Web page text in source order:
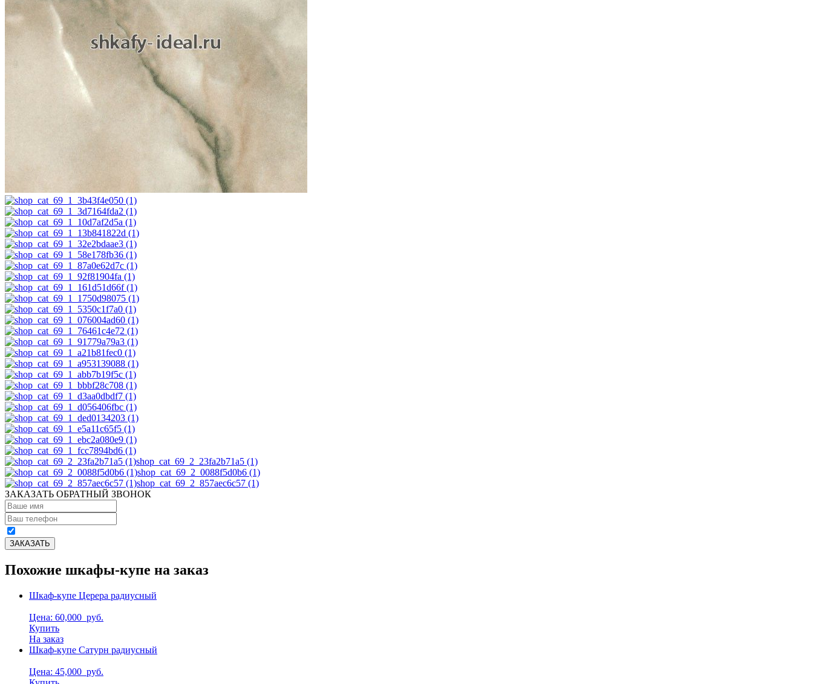
shop_cat_69_2_23fa2b71a5 (1)
shop_cat_69_2_0088f5d0b6 (1)
shop_cat_69_2_857aec6c57 (1)
ЗАКАЗАТЬ ОБРАТНЫЙ ЗВОНОК
Похожие шкафы-купе на заказ
Шкаф-купе Церера радиусный
Цена: 60,000 руб.
Купить
На заказ
Шкаф-купе Сатурн радиусный
Цена: 45,000 руб.